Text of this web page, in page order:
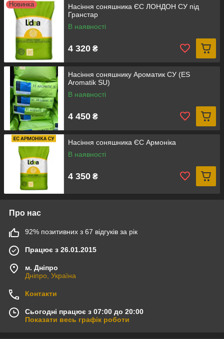
Новинка
Насіння соняшника ЄС ЛОНДОН СУ під
Гранстар
В наявності
4 320 ₴
Насіння соняшнику Ароматик СУ (ES
Aromatik SU)
В наявності
4 450 ₴
Насіння соняшника ЄС Армоніка
В наявності
4 350 ₴
Про нас
92% позитивних з 67 відгуків за рік
Працює з 26.01.2015
м. Дніпро
Дніпро, Україна
Контакти
Сьогодні працює з 07:00 до 20:00
Показати весь графік роботи